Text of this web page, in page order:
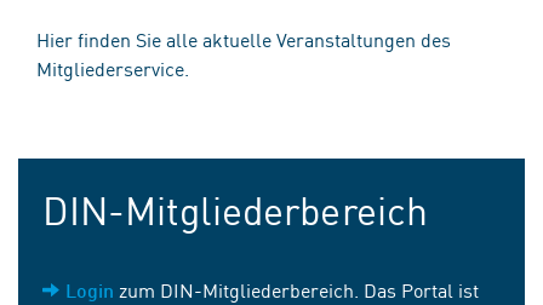
Hier finden Sie alle aktuelle Veranstaltungen des
Mitgliederservice.
DIN-Mitgliederbereich
Login zum DIN-Mitgliederbereich. Das Portal ist